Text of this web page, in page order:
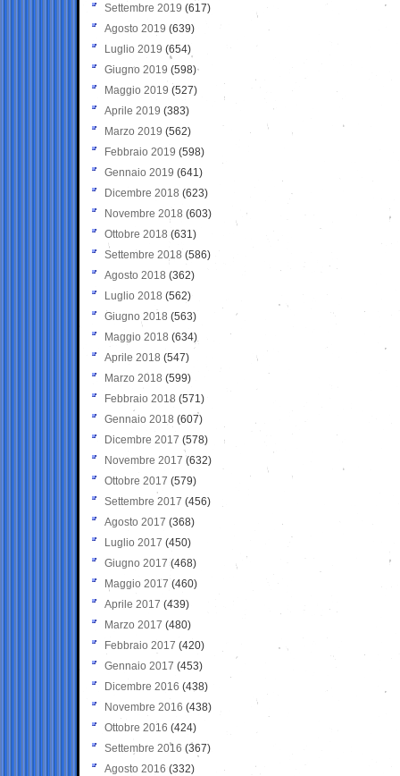
Settembre 2019 (617)
Agosto 2019 (639)
Luglio 2019 (654)
Giugno 2019 (598)
Maggio 2019 (527)
Aprile 2019 (383)
Marzo 2019 (562)
Febbraio 2019 (598)
Gennaio 2019 (641)
Dicembre 2018 (623)
Novembre 2018 (603)
Ottobre 2018 (631)
Settembre 2018 (586)
Agosto 2018 (362)
Luglio 2018 (562)
Giugno 2018 (563)
Maggio 2018 (634)
Aprile 2018 (547)
Marzo 2018 (599)
Febbraio 2018 (571)
Gennaio 2018 (607)
Dicembre 2017 (578)
Novembre 2017 (632)
Ottobre 2017 (579)
Settembre 2017 (456)
Agosto 2017 (368)
Luglio 2017 (450)
Giugno 2017 (468)
Maggio 2017 (460)
Aprile 2017 (439)
Marzo 2017 (480)
Febbraio 2017 (420)
Gennaio 2017 (453)
Dicembre 2016 (438)
Novembre 2016 (438)
Ottobre 2016 (424)
Settembre 2016 (367)
Agosto 2016 (332)